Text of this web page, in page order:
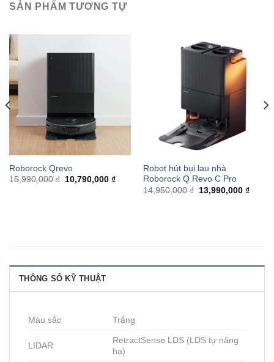
SẢN PHẨM TƯƠNG TỰ
Roborock Qrevo
15,990,000 ₫
10,790,000 ₫
Robot hút bụi lau nhà
Roborock Q Revo C Pro
14,950,000 ₫
13,990,000 ₫
THÔNG SỐ KỸ THUẬT
Màu sắc Trắng
LIDAR
RetractSense LDS (LDS tự nâng
hạ)